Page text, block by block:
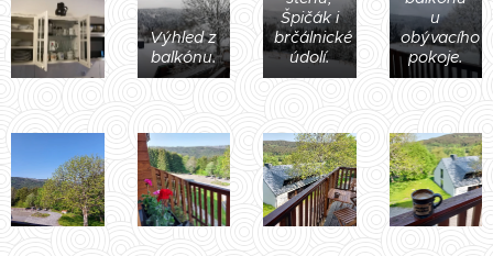
Výhled z
balkónu.
Špičák i
brčálnické
údolí.
u
obývacího
pokoje.